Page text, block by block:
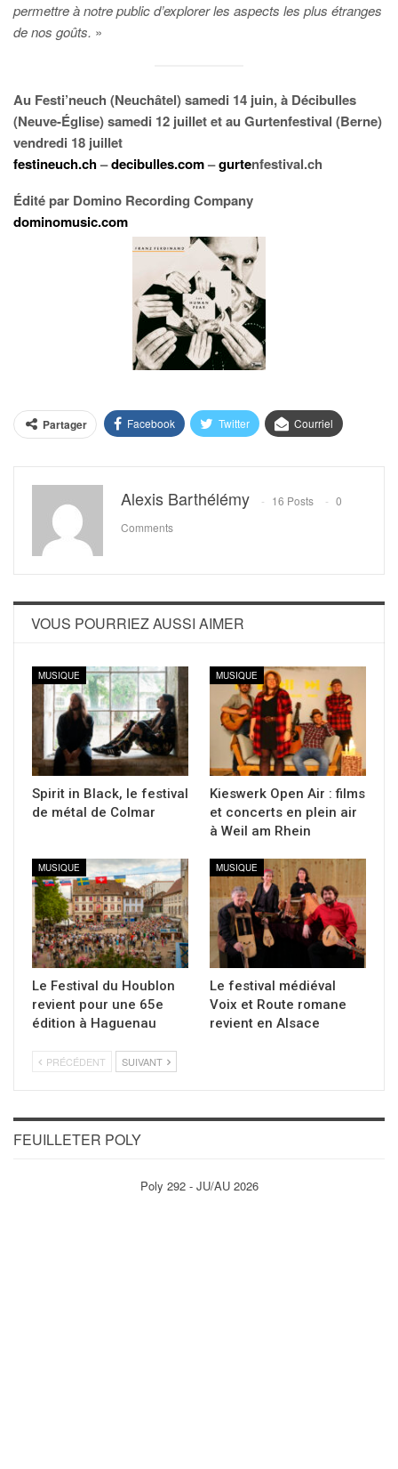
permettre à notre public d’explorer les aspects les plus étranges
de nos goûts. »
Au Festi’neuch (Neuchâtel) samedi 14 juin, à Décibulles
(Neuve-Église) samedi 12 juillet et au Gurtenfestival (Berne)
vendredi 18 juillet
festineuch.ch–decibulles.com–gurtenfestival.ch
Édité par Domino Recording Company
dominomusic.com
Partager Facebook Twitter Courriel
Alexis Barthélémy 16 Posts
0
Comments
VOUS POURRIEZ AUSSI AIMER
MUSIQUE
Spirit in Black, le festival
de métal de Colmar
MUSIQUE
Kieswerk Open Air : films
et concerts en plein air
à Weil am Rhein
MUSIQUE
Le Festival du Houblon
revient pour une 65e
édition à Haguenau
MUSIQUE
Le festival médiéval
Voix et Route romane
revient en Alsace
PRÉCÉDENT SUIVANT
FEUILLETER POLY
Poly 292 - JU/AU 2026